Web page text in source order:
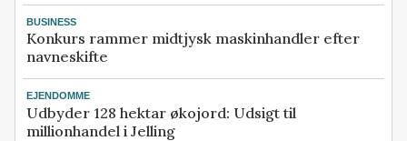
BUSINESS
Konkurs rammer midtjysk maskinhandler efter
navneskifte
EJENDOMME
Udbyder 128 hektar økojord: Udsigt til
millionhandel i Jelling